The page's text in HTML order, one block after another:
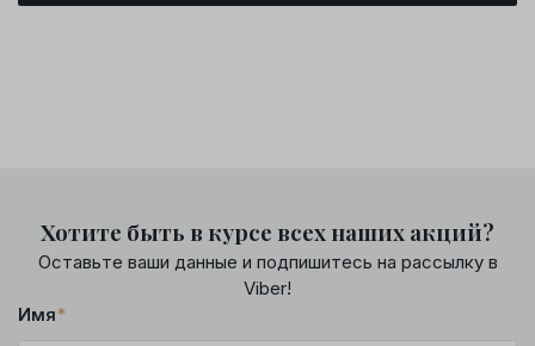
Хотите быть в курсе всех наших акций?
Оставьте ваши данные и подпишитесь на рассылку в
Viber!
Имя*